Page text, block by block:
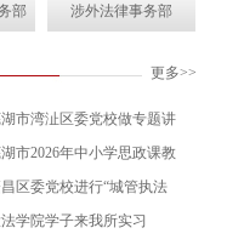
部 涉外法律事务部
更多>>
市湾沚区委党校做专题讲
2026-08-04
市2026年中小学思政课教
2026-07-24
区委党校进行“城管执法
2026-07-15
学院学子来我所实习